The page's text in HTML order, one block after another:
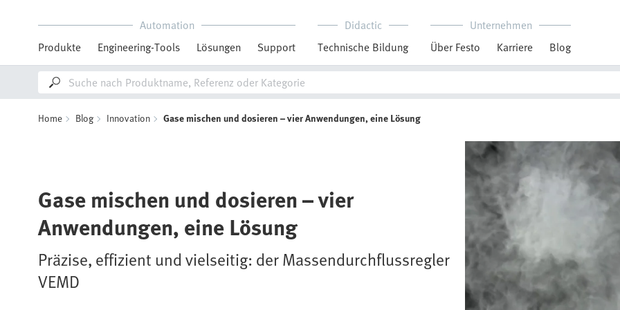
Automation
Produkte
Engineering-Tools Lösungen Support
Didactic
Technische Bildung
Unternehmen
Über Festo
Karriere Blog
Home Blog Innovation Gase mischen und dosieren – vier Anwendungen, eine Lösung
Gase mischen und dosieren – vier
Anwendungen, eine Lösung
Präzise, effizient und vielseitig: der Massendurchflussregler
VEMD